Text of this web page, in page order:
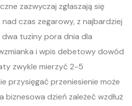
zazwyczaj zgłaszają się
czas zegarowy, z najbardziej
tuziny pora dnia dla
i wpis debetowy dowód
zwykle mierzyć 2-5
przysięgać przeniesienie może
dzień zależeć wzdłuż